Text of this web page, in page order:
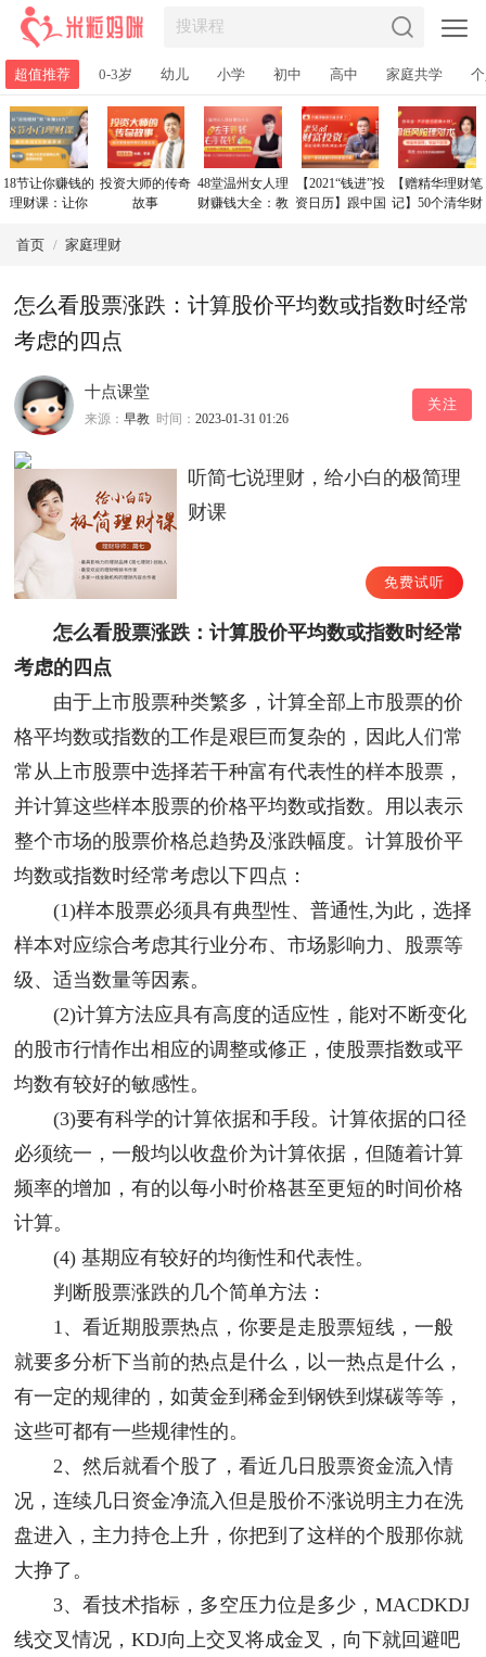
超值推荐 0-3岁 幼儿 小学 初中 高中 家庭共学
18节让你赚钱的
理财课：让你
财”到“年收益10
投资大师的传奇
故事
48堂温州女人理
财赚钱大全：教
【2021“钱进”投
资日历】跟中国
【赠精华理财笔
记】50个清华财
首页 / 家庭理财
怎么看股票涨跌：计算股价平均数或指数时经常
考虑的四点
十点课堂
关注
来源： 早教 时间： 2023-01-31 01:26
听简七说理财，给小白的极简理
财课
免费试听
怎么看股票涨跌：计算股价平均数或指数时经常
考虑的四点
由于上市股票种类繁多，计算全部上市股票的价
格平均数或指数的工作是艰巨而复杂的，因此人们常
常从上市股票中选择若干种富有代表性的样本股票，
并计算这些样本股票的价格平均数或指数。用以表示
整个市场的股票价格总趋势及涨跌幅度。计算股价平
均数或指数时经常考虑以下四点：
(1)样本股票必须具有典型性、普通性,为此，选择
样本对应综合考虑其行业分布、市场影响力、股票等
级、适当数量等因素。
(2)计算方法应具有高度的适应性，能对不断变化
的股市行情作出相应的调整或修正，使股票指数或平
均数有较好的敏感性。
(3)要有科学的计算依据和手段。计算依据的口径
必须统一，一般均以收盘价为计算依据，但随着计算
频率的增加，有的以每小时价格甚至更短的时间价格
计算。
(4) 基期应有较好的均衡性和代表性。
判断股票涨跌的几个简单方法：
1、看近期股票热点，你要是走股票短线，一般
就要多分析下当前的热点是什么，以一热点是什么，
有一定的规律的，如黄金到稀金到钢铁到煤碳等等，
这些可都有一些规律性的。
2、然后就看个股了，看近几日股票资金流入情
况，连续几日资金净流入但是股价不涨说明主力在洗
盘进入，主力持仓上升，你把到了这样的个股那你就
大挣了。
3、看技术指标，多空压力位是多少，MACDKDJ
线交叉情况，KDJ向上交叉将成金叉，向下就回避吧